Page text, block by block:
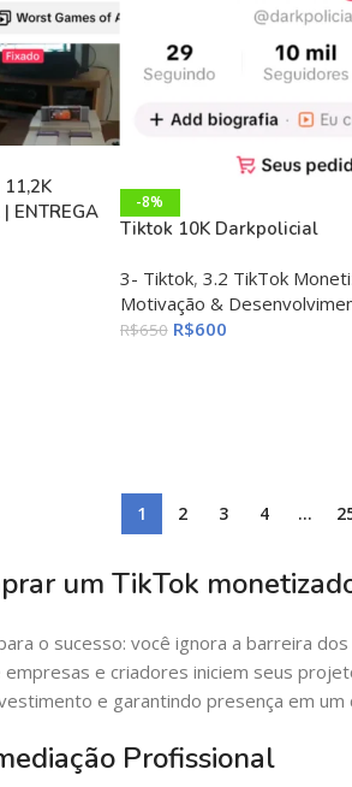
ENTREGA
-8%
Tiktok 10K Darkpolicial
3- Tiktok, 3.2 TikTok
Motivação &
R$650 R$600
1 2 3 4 …
um TikTok
o sucesso: você ignora a barreira
e criadores iniciem seus
e garantindo presença em
Profissional